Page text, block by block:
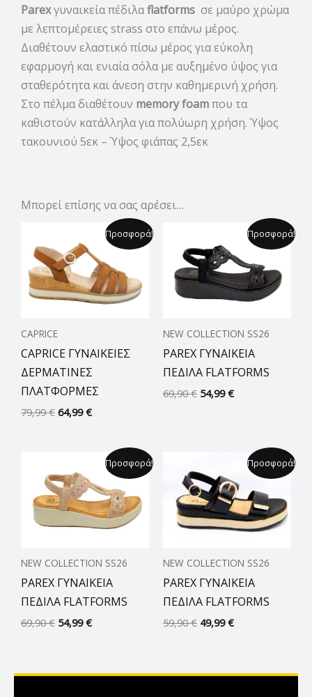
Parexγυναικεία πέδιλαflatforms σε μαύρο χρώμα
με λεπτομέρειες strass στο επάνω μέρος.
Διαθέτουν ελαστικό πίσω μέρος για εύκολη
εφαρμογή και ενιαία σόλα με αυξημένο ύψος για
σταθερότητα και άνεση στην καθημερινή χρήση.
Στο πέλμα διαθέτουν memory foamπου τα
καθιστούν κατάλληλα για πολύωρη χρήση. Ύψος
τακουνιού 5εκ – Ύψος φιάπας 2,5εκ
Μπορεί επίσης να σας αρέσει…
Προσφορά!
CAPRICE
CAPRICE ΓΥΝΑΙΚΕΙΕΣ
ΔΕΡΜΑΤΙΝΕΣ
ΠΛΑΤΦΟΡΜΕΣ
79,99€
price
was:
79,99 €.
64,99€
τρέχουσα
τιμή
είναι:
64,99 €.
Προσφορά!
NEW COLLECTION SS26
PAREX ΓΥΝΑΙΚΕΙΑ
ΠΕΔΙΛΑ FLATFORMS
69,90€
was:
69,90 €.
54,99€
τρέχουσα
τιμή
είναι:
54,99 €.
Προσφορά!
NEW COLLECTION SS26
PAREX ΓΥΝΑΙΚΕΙΑ
ΠΕΔΙΛΑ FLATFORMS
69,90€
price
was:
69,90 €.
54,99€
τρέχουσα
τιμή
είναι:
54,99 €.
Προσφορά!
NEW COLLECTION SS26
PAREX ΓΥΝΑΙΚΕΙΑ
ΠΕΔΙΛΑ FLATFORMS
59,90€
price
was:
59,90 €.
49,99€
τρέχουσα
τιμή
είναι:
49,99 €.